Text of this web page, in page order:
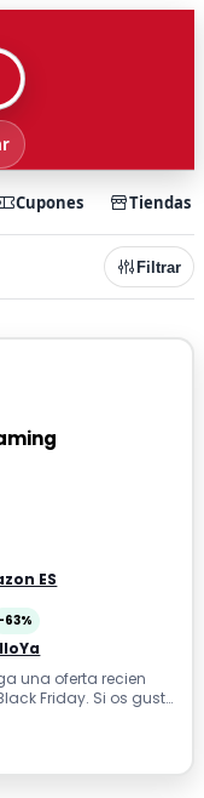
Cupones Tiendas
Filtrar
ES
-63%
una oferta recien
Friday. Si os gusta
calidad de...